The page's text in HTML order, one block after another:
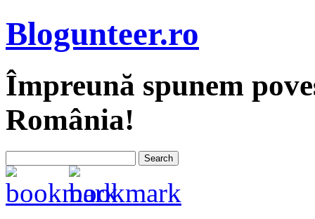
Blogunteer.ro
Împreună spunem
România!